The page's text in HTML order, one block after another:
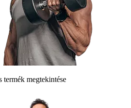
termék megtekintése